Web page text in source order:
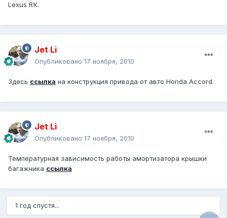
Lexus RX.
Jet Li
Опубликовано 17 ноября, 2010
Здесь ссылка на конструкция привода от авто Honda Accord.
Jet Li
Опубликовано 17 ноября, 2010
Температурная зависимость работы амортизатора крышки
багажника ссылка
1 год спустя...